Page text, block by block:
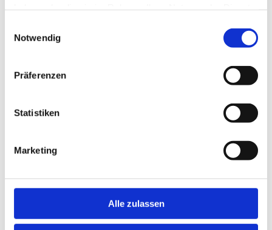
Notwendig
Präferenzen
Statistiken
Marketing
Alle zulassen
Jetzt schnell bewerben